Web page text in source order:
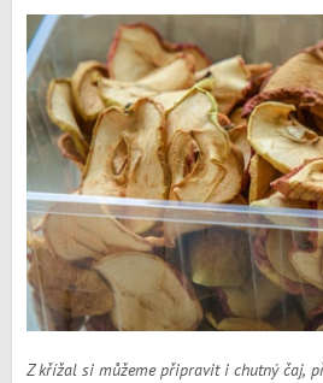
Z křížal si můžeme připravit i chutný čaj,